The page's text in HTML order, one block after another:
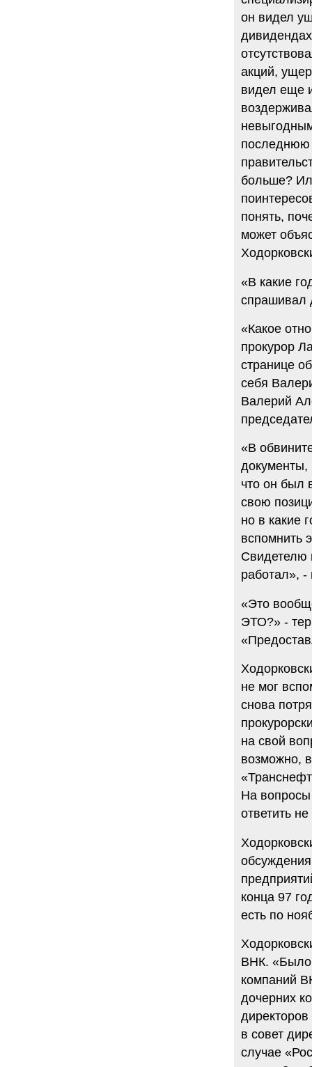
он видел
акций,
видел еще
последнюю
больше?
понять,
может
«В какие
спрашивал
«Какое
прокурор
странице
себя
Валерий
«В
документы,
что он был
свою
но в какие
вспомнить
Свидетелю
работал»,
«Это
ЭТО?» -
не мог
снова
на свой
возможно,
На вопросы
ответить
конца 97
есть по
ВНК. «Было
компаний
дочерних
в совет
случае